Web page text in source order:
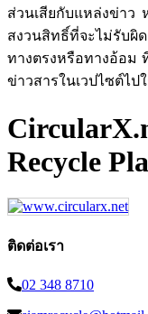
ส่วนเสียกับแหล่งข่าว
สงวนสิทธิ์ที่จะไม่รับผิ
ทางตรงหรือทางอ้อม
ข่าวสารในเวปไซต์ไป
Recycle
ติดต่อเรา
02 348 8710